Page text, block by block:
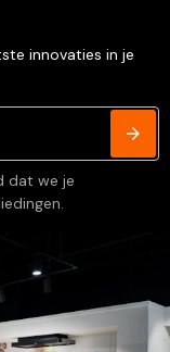
innovaties in je
dat we je